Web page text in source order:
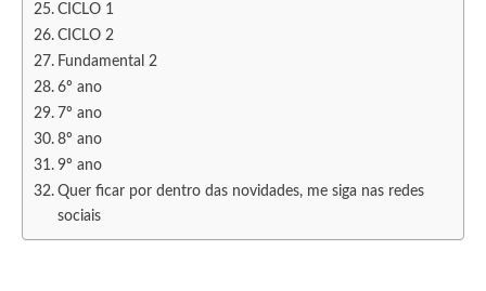
CICLO 1
CICLO 2
Fundamental 2
6º ano
7º ano
8º ano
9º ano
Quer ficar por dentro das novidades, me siga nas redes
sociais